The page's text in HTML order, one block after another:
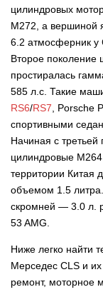
цилиндровых
М272, а вершиной
6.2 атмосферник у
Второе поколение
простиралась
585 л.с. Такие
RS6/RS7 , Porsche
спортивными
Начиная с
цилиндровые
территории Китая
объемом 1.5
скромней — 3.0 л.
53 AMG.
Ниже легко найти
Мерседес CLS и их
ремонт, моторное